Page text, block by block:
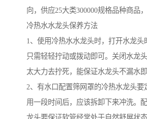
向，供应25大类300000规格品种商品
冷热水水龙头保养方法
1、使用冷热水水龙头时，打开水龙头
只需轻轻拧动或拨动即可。关闭水龙
太大力去拧死，能保证水龙头不漏水即
2、有水口配置筛网罩的冷热水龙头要
用一段时间后，应该拆卸下来冲洗。